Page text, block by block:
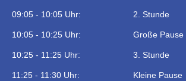
09:05 - 10:05 Uhr: 2. Stunde
10:05 - 10:25 Uhr: Große Pause
10:25 - 11:25 Uhr: 3. Stunde
11:25 - 11:30 Uhr: Kleine Pause